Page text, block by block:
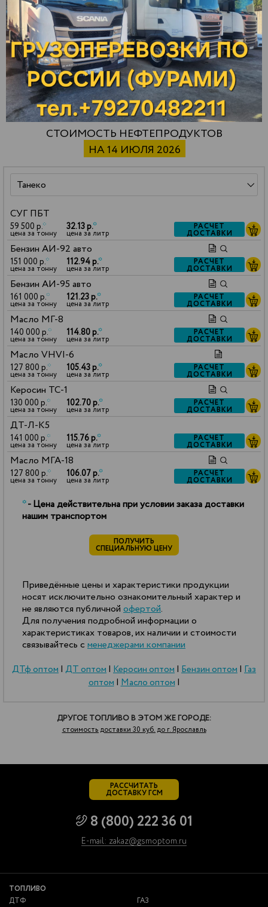
Дягтерск
Екатеринбург
Елабуга
Жигулевск
Зарайск
Орел
Оренбург
Орск
Отрадный
Павлово
Энгельс
Южноуральск
Юнгапоси
Янаул
Ярославль
СТОИМОСТЬ НЕФТЕПРОДУКТОВ
НА 14 ИЮЛЯ 2026
СУГ ПБТ
59 500 р.*
цена за тонну
32.13 р.*
цена за литр
РАСЧЕТ
ДОСТАВКИ
Бензин АИ-92 авто
151 000 р.*
цена за тонну
112.94 р.*
цена за литр
РАСЧЕТ
ДОСТАВКИ
Бензин АИ-95 авто
161 000 р.*
цена за тонну
121.23 р.*
цена за литр
РАСЧЕТ
ДОСТАВКИ
Масло МГ-8
140 000 р.*
цена за тонну
114.80 р.*
цена за литр
РАСЧЕТ
ДОСТАВКИ
Масло VHVI-6
127 800 р.*
цена за тонну
105.43 р.*
цена за литр
РАСЧЕТ
ДОСТАВКИ
Керосин ТС-1
130 000 р.*
цена за тонну
102.70 р.*
цена за литр
РАСЧЕТ
ДОСТАВКИ
ДТ-Л-К5
141 000 р.*
цена за тонну
115.76 р.*
цена за литр
РАСЧЕТ
ДОСТАВКИ
Масло МГА-18
127 800 р.*
цена за тонну
106.07 р.*
цена за литр
РАСЧЕТ
ДОСТАВКИ
*- Цена действительна при условии заказа доставки
нашим транспортом
ПОЛУЧИТЬ
СПЕЦИАЛЬНУЮ ЦЕНУ
Приведённые цены и характеристики продукции
носят исключительно ознакомительный характер и
не являются публичной офертой.
Для получения подробной информации о
характеристиках товаров, их наличии и стоимости
связывайтесь с менеджерами компании
ДТф оптом| ДТ оптом| Керосин оптом| Бензин оптом| Газ
оптом|Масло оптом|
ДРУГОЕ ТОПЛИВО В ЭТОМ ЖЕ ГОРОДЕ:
стоимость доставки 30 куб. до г. Ярославль
РАССЧИТАТЬ
ДОСТАВКУ ГСМ
8 (800) 222 36 01
E-mail: zakaz@gsmoptom.ru
ТОПЛИВО
ДТФ
ГАЗ